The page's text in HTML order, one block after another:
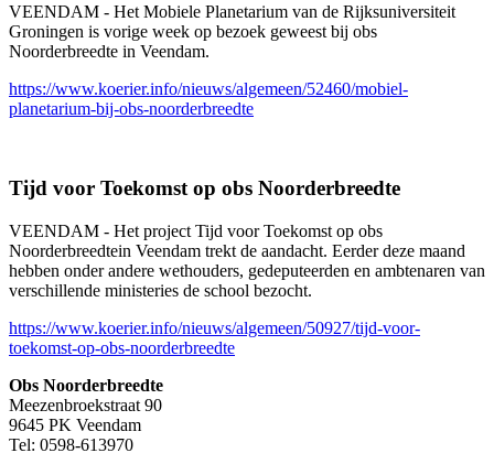
VEENDAM - Het Mobiele Planetarium van de Rijksuniversiteit
Groningen is vorige week op bezoek geweest bij obs
Noorderbreedte in Veendam.
https://www.koerier.info/nieuws/algemeen/52460/mobiel-
planetarium-bij-obs-noorderbreedte
Tijd voor Toekomst op obs Noorderbreedte
VEENDAM - Het project Tijd voor Toekomst op obs
Noorderbreedtein Veendam trekt de aandacht. Eerder deze maand
hebben onder andere wethouders, gedeputeerden en ambtenaren van
verschillende ministeries de school bezocht.
https://www.koerier.info/nieuws/algemeen/50927/tijd-voor-
toekomst-op-obs-noorderbreedte
Obs Noorderbreedte
Meezenbroekstraat 90
9645 PK Veendam
Tel: 0598-613970